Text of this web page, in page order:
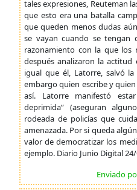
tales expresiones, Reuteman
que esto era una batalla
que queden menos dudas
se vayan cuando se tengan
razonamiento con la que los
después analizaron la actitud
igual que él, Latorre, salvó
embargo quien escribe y
así. Latorre manifestó
deprimida” (aseguran
rodeada de policías que
amenazada. Por si queda
valor de democratizar los
ejemplo. Diario Junio Digital
Enviado